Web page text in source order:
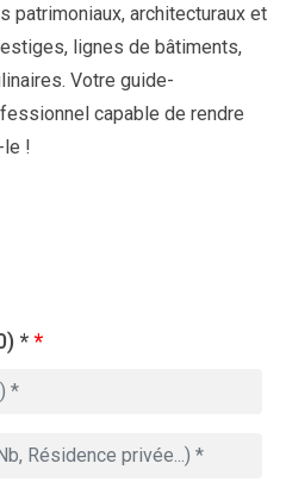
patrimoniaux, architecturaux et
lignes de bâtiments,
Votre guide-
capable de rendre
le !
**